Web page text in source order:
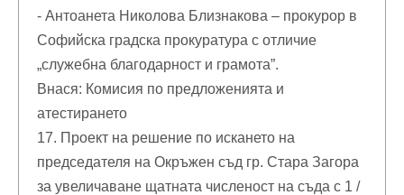
- Антоанета Николова Близнакова – прокурор в
Софийска градска прокуратура с отличие
„служебна благодарност и грамота”.
Внася: Комисия по предложенията и
атестирането
17. Проект на решение по искането на
председателя на Окръжен съд гр. Стара Загора
за увеличаване щатната численост на съда с 1 /